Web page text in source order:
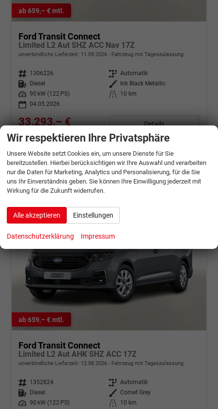
ab 659,– € mtl.
Ford Transit Connect
Limited L2 Aut SHZ ACC Nav 17Z
unverbindliche Lieferzeit: 11.09.2026 Fahrzeug mit Tageszulassung
Fahrzeugnr. 1306226 Getriebe Automatik
Kraftstoff
Diesel Außenfarbe
Ink Black Metallic
Leistung
90 kW (122 PS) Kilometerstand
10 km
04.05.2026
33.293,– € Details
Verbrauch kombiniert: 5,60 l/100km
2-Klasse:
CO
-Emissionen:148,00 g/km
ab 659,– € mtl.
Ford Transit Connect
Limited L2 Aut AHK SHZ ACC 17Z
unverbindliche Lieferzeit: 12.08.2026 Fahrzeug mit Tageszulassung
Fahrzeugnr. 1352824 Getriebe Automatik
Kraftstoff
Diesel Außenfarbe Comet Grey
Leistung
90 kW (122 PS) Kilometerstand
10 km
Wir respektieren Ihre Privatsphäre
Unsere Website setzt Cookies ein, um unsere Dienste für Sie
bereitzustellen. Hierbei berücksichtigen wir Ihre Auswahl und verarbeiten
nur die Daten für Marketing, Analytics und Personalisierung, für die Sie
uns Ihr Einverständnis geben. Sie können Ihre Einwilligung jederzeit mit
Wirkung für die Zukunft widerrufen.
Alle akzeptieren Einstellungen
Datenschutzerklärung Impressum